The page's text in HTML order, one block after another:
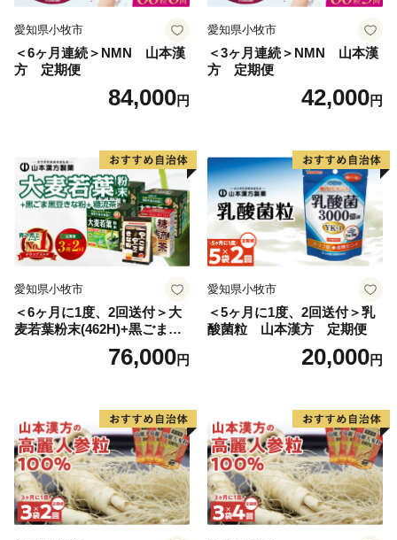
愛知県小牧市
＜6ヶ月連続＞NMN 山本漢
方 定期便
84,000円
愛知県小牧市
＜3ヶ月連続＞NMN 山本漢
方 定期便
42,000円
愛知県小牧市
＜6ヶ月に1度、2回送付＞大
麦若葉粉末(462H)+黒ごま黒
豆きな粉+ 糖流茶 山本漢
76,000円
愛知県小牧市
＜5ヶ月に1度、2回送付＞乳
酸菌粒 山本漢方 定期便
20,000円